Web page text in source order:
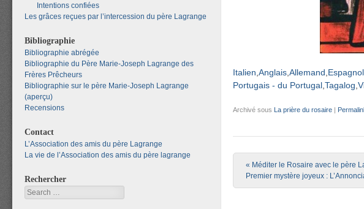
Italien Anglais Allemand Espagnol
Portugais - du Portugal Tagalog
Archivé sous La prière du rosaire |
Post navigation
« Méditer le Rosaire avec le père
Premier mystère joyeux :
Intentions confiées
Les grâces reçues par l’intercession du père Lagrange
Bibliographie
Bibliographie abrégée
Bibliographie du Père Marie-Joseph Lagrange des
Frères Prêcheurs
Bibliographie sur le père Marie-Joseph Lagrange
(aperçu)
Recensions
Contact
L’Association des amis du père Lagrange
La vie de l’Association des amis du père lagrange
Rechercher
Search